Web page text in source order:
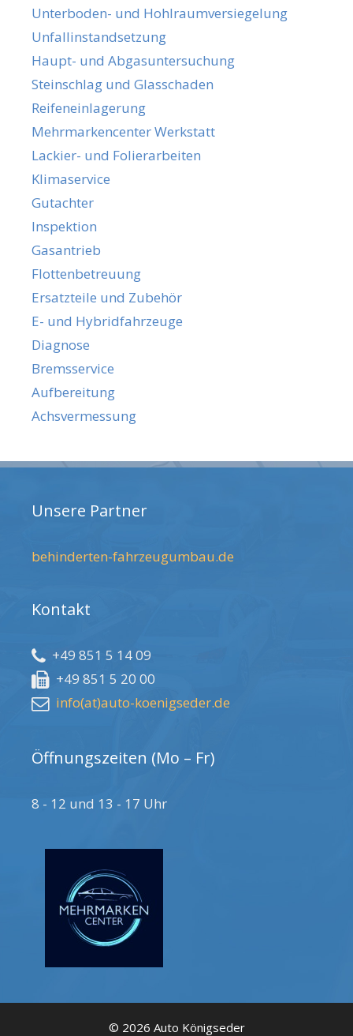
Unterboden- und Hohlraumversiegelung
Unfallinstandsetzung
Haupt- und Abgasuntersuchung
Steinschlag und Glasschaden
Reifeneinlagerung
Mehrmarkencenter Werkstatt
Lackier- und Folierarbeiten
Klimaservice
Gutachter
Inspektion
Gasantrieb
Flottenbetreuung
Ersatzteile und Zubehör
E- und Hybridfahrzeuge
Diagnose
Bremsservice
Aufbereitung
Achsvermessung
Unsere Partner
behinderten-fahrzeugumbau.de
Kontakt
+49 851 5 14 09
+49 851 5 20 00
info(at)auto-koenigseder.de
Öffnungszeiten (Mo – Fr)
8 - 12 und 13 - 17 Uhr
© 2026 Auto Königseder